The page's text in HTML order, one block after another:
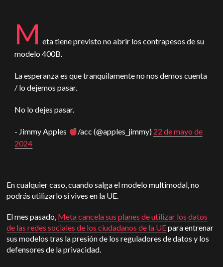
M eta tiene previsto no abrir los contrapesos de su
modelo 400B.
La esperanza es que tranquilamente no nos demos cuenta
/ lo dejemos pasar.
No lo dejes pasar.
- JimmyApples /acc (@apples_jimmy) 22 de mayo de
2024
En cualquier caso, cuando salga el modelo multimodal, no
podrás utilizarlo si vives en la UE.
El mes pasado, Meta cancela sus planes de utilizar los datos
de las redes sociales de los ciudadanos de la UEpara entrenar
sus modelos tras la presión de los reguladores de datos y los
defensores de la privacidad.